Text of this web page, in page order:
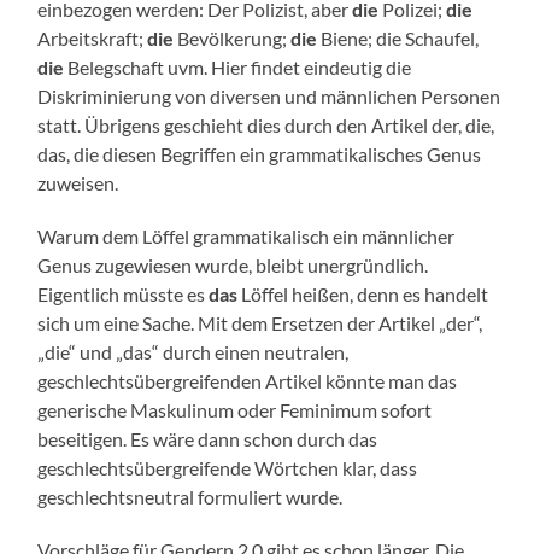
einbezogen werden: Der Polizist, aberdie Polizei;die
Arbeitskraft;die Bevölkerung;die Biene; die Schaufel,
die Belegschaft uvm. Hier findet eindeutig die
Diskriminierung von diversen und männlichen Personen
statt. Übrigens geschieht dies durch den Artikel der, die,
das, die diesen Begriffen ein grammatikalisches Genus
zuweisen.
Warum dem Löffel grammatikalisch ein männlicher
Genus zugewiesen wurde, bleibt unergründlich.
Eigentlich müsste esdas Löffel heißen, denn es handelt
sich um eine Sache. Mit dem Ersetzen der Artikel „der“,
„die“ und „das“ durch einen neutralen,
geschlechtsübergreifenden Artikel könnte man das
generische Maskulinum oder Feminimum sofort
beseitigen. Es wäre dann schon durch das
geschlechtsübergreifende Wörtchen klar, dass
geschlechtsneutral formuliert wurde.